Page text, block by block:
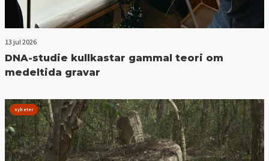
13 jul 2026
DNA-studie kullkastar gammal teori om
medeltida gravar
nyheter